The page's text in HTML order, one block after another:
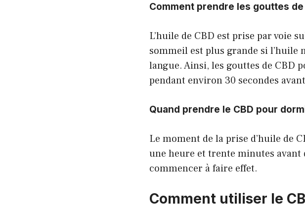
Comment prendre les gouttes
L’huile de CBD est prise par voie
sommeil est plus grande si l’huile
langue. Ainsi, les gouttes de CBD
pendant environ 30 secondes
Quand prendre le CBD pour
Le moment de la prise d’huile de
une heure et trente minutes avant
commencer à faire effet.
Comment utiliser le